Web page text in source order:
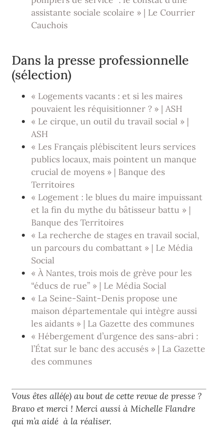
assistante sociale scolaire » | Le Courrier
Cauchois
Dans la presse professionnelle
(sélection)
« Logements vacants : et si les maires
pouvaient les réquisitionner ? » | ASH
« Le cirque, un outil du travail social » |
ASH
« Les Français plébiscitent leurs services
publics locaux, mais pointent un manque
crucial de moyens » | Banque des
Territoires
« Logement : le blues du maire impuissant
et la fin du mythe du bâtisseur battu » |
Banque des Territoires
« La recherche de stages en travail social,
un parcours du combattant » | Le Média
Social
« À Nantes, trois mois de grève pour les
“éducs de rue” » | Le Média Social
« La Seine-Saint-Denis propose une
maison départementale qui intègre aussi
les aidants » | La Gazette des communes
« Hébergement d’urgence des sans-abri :
l’État sur le banc des accusés » | La Gazette
des communes
Vous êtes allé(e) au bout de cette revue de presse ?
Bravo et merci ! Merci aussi à Michelle Flandre
qui m’a aidé à la réaliser.